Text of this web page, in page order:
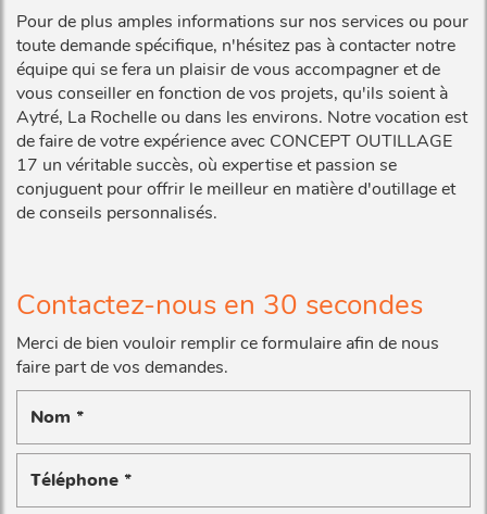
Pour de plus amples informations sur nos services ou pour
toute demande spécifique, n'hésitez pas à contacter notre
équipe qui se fera un plaisir de vous accompagner et de
vous conseiller en fonction de vos projets, qu'ils soient à
Aytré, La Rochelle ou dans les environs. Notre vocation est
de faire de votre expérience avec CONCEPT OUTILLAGE
17 un véritable succès, où expertise et passion se
conjuguent pour offrir le meilleur en matière d'outillage et
de conseils personnalisés.
Contactez-nous en 30 secondes
Merci de bien vouloir remplir ce formulaire afin de nous
faire part de vos demandes.